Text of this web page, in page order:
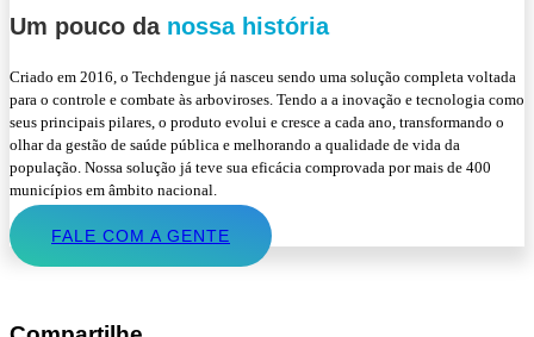
Um pouco danossa história
Criado em 2016, o Techdengue já nasceu sendo uma solução completa voltada
para o controle e combate às arboviroses. Tendo a a inovação e tecnologia como
seus principais pilares, o produto evolui e cresce a cada ano, transformando o
olhar da gestão de saúde pública e melhorando a qualidade de vida da
população. Nossa solução já teve sua eficácia comprovada por mais de 400
municípios em âmbito nacional.
FALE COM A GENTE